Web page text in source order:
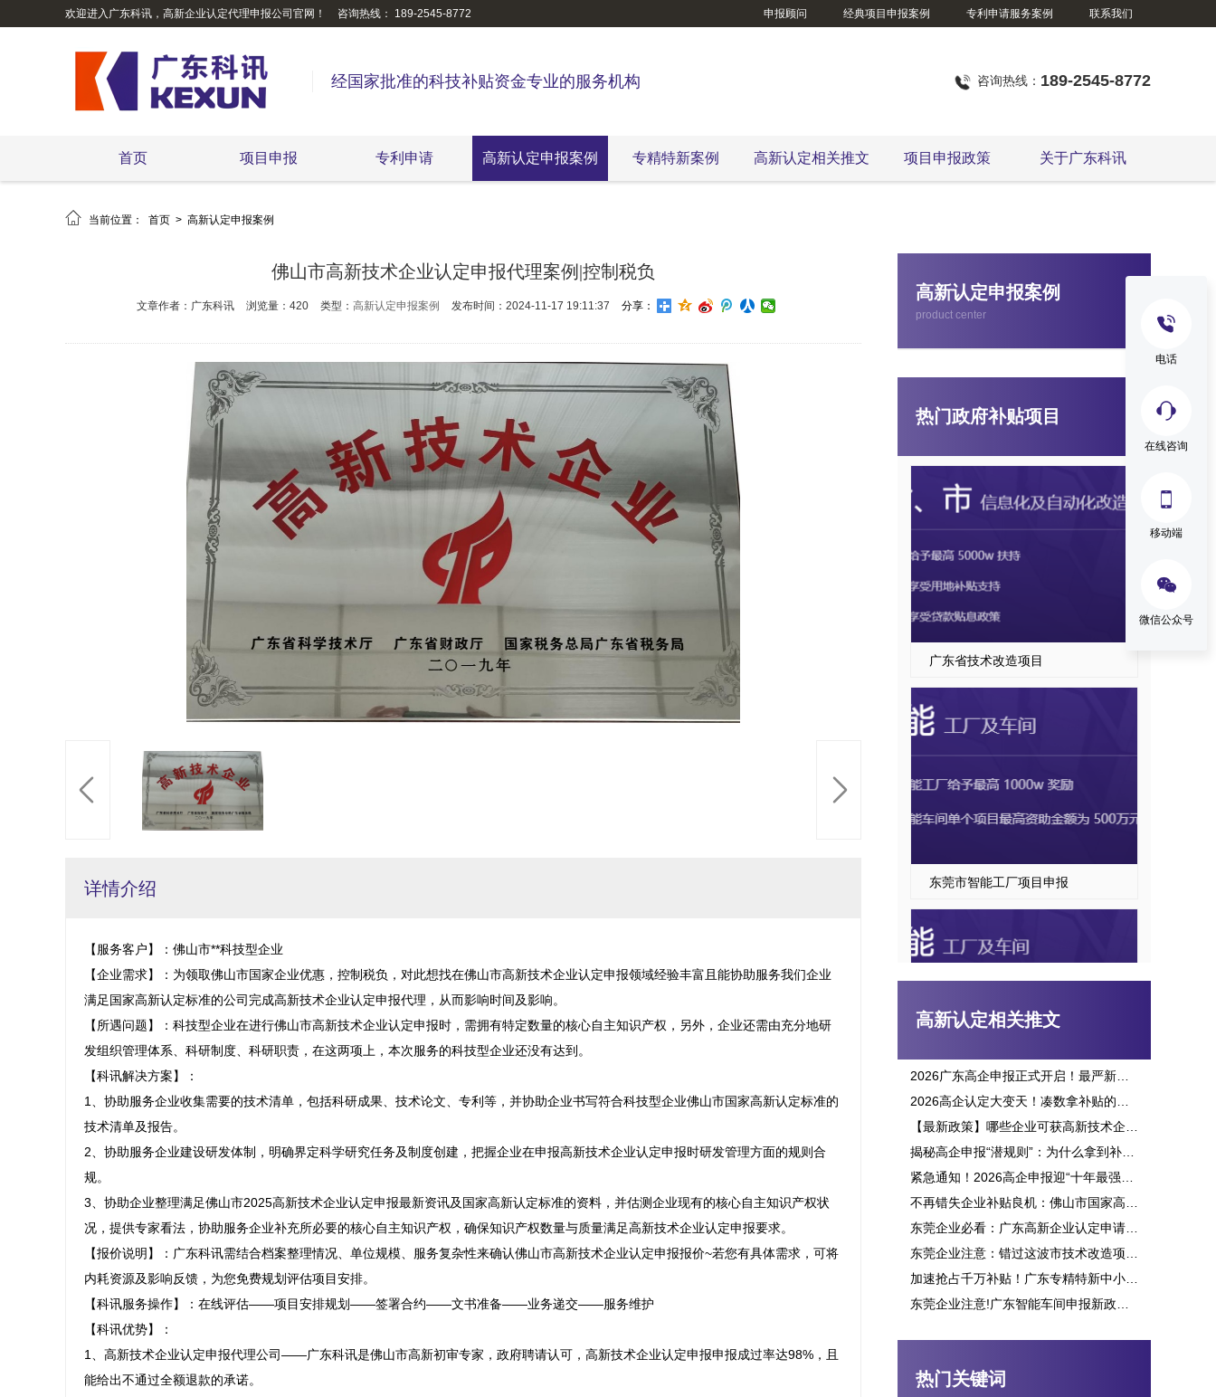
欢迎进入广东科讯，高新企业认定代理申报公司官网！ 咨询热线： 189-2545-8772 申报顾问 经典项目申报案例 专利申请服务案例 联系我们
经国家批准的科技补贴资金专业的服务机构 咨询热线： 189-2545-8772
首页 项目申报 专利申请 高新认定申报案例 专精特新案例 高新认定相关推文 项目申报政策 关于广东科讯
 当前位置： 首页 > 高新认定申报案例
高新认定申报案例
product center
热门政府补贴项目
广东省技术改造项目
东莞市智能工厂项目申报
东莞市智能车间项目申报指南
高新认定相关推文
热门关键词
佛山市高新技术企业认定申报代理案例|控制税负
文章作者：广东科讯 浏览量：420 类型： 高新认定申报案例 发布时间：2024-11-17 19:11:37 分享：
详情介绍
【服务客户】：佛山市**科技型企业
【企业需求】：为领取佛山市国家企业优惠，控制税负，对此想找在佛山市高新技术企业认定申报领域经验丰富且能协助服务我们企业
满足国家高新认定标准的公司完成高新技术企业认定申报代理，从而影响时间及影响。
【所遇问题】：科技型企业在进行佛山市高新技术企业认定申报时，需拥有特定数量的核心自主知识产权，另外，企业还需由充分地研
发组织管理体系、科研制度、科研职责，在这两项上，本次服务的科技型企业还没有达到。
【科讯解决方案】：
1、协助服务企业收集需要的技术清单，包括科研成果、技术论文、专利等，并协助企业书写符合科技型企业佛山市国家高新认定标准的
技术清单及报告。
2、协助服务企业建设研发体制，明确界定科学研究任务及制度创建，把握企业在申报高新技术企业认定申报时研发管理方面的规则合
规。
3、协助企业整理满足佛山市2025高新技术企业认定申报最新资讯及国家高新认定标准的资料，并估测企业现有的核心自主知识产权状
况，提供专家看法，协助服务企业补充所必要的核心自主知识产权，确保知识产权数量与质量满足高新技术企业认定申报要求。
【报价说明】：广东科讯需结合档案整理情况、单位规模、服务复杂性来确认佛山市高新技术企业认定申报报价~若您有具体需求，可将
内耗资源及影响反馈，为您免费规划评估项目安排。
【科讯服务操作】：在线评估——项目安排规划——签署合约——文书准备——业务递交——服务维护
【科讯优势】：
1、高新技术企业认定申报代理公司——广东科讯是佛山市高新初审专家，政府聘请认可，高新技术企业认定申报申报成过率达98%，且
能给出不通过全额退款的承诺。
电话
在线咨询

移动端

微信公众号